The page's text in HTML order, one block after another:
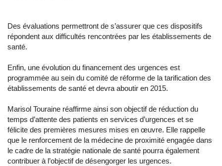
Des évaluations permettront de s’assurer que ces dispositifs
répondent aux difficultés rencontrées par les établissements de
santé.
Enfin, une évolution du financement des urgences est
programmée au sein du comité de réforme de la tarification des
établissements de santé et devra aboutir en 2015.
Marisol Touraine réaffirme ainsi son objectif de réduction du
temps d’attente des patients en services d’urgences et se
félicite des premières mesures mises en œuvre. Elle rappelle
que le renforcement de la médecine de proximité engagée dans
le cadre de la stratégie nationale de santé pourra également
contribuer à l’objectif de désengorger les urgences.